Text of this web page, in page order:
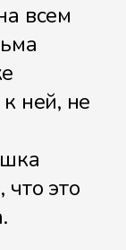
всем
ней, не
что это